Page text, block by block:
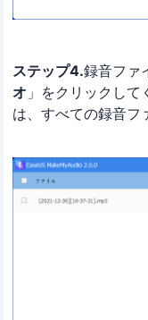
ステップ4.録音ファ
オ 」をクリックし
は、すべての録音フ